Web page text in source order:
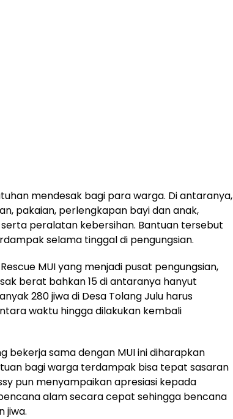
mendesak bagi para warga. Di antaranya,
pakaian, perlengkapan bayi dan anak,
peralatan kebersihan. Bantuan tersebut
selama tinggal di pengungsian.
MUI yang menjadi pusat pengungsian,
berat bahkan 15 di antaranya hanyut
280 jiwa di Desa Tolang Julu harus
waktu hingga dilakukan kembali
bekerja sama dengan MUI ini diharapkan
bagi warga terdampak bisa tepat sasaran
pun menyampaikan apresiasi kepada
alam secara cepat sehingga bencana
jiwa.